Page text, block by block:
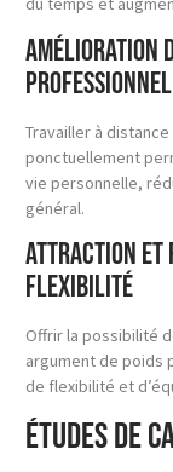
Amélioration
Travailler à
ponctuellement
vie personnelle,
général.
Attraction et
flexibilité
Offrir la possibilité
argument de poids
de flexibilité et
Études de